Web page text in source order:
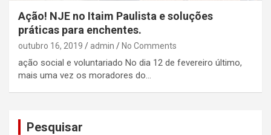
Ação! NJE no Itaim Paulista e soluções
práticas para enchentes.
outubro 16, 2019 admin No Comments
ação social e voluntariado No dia 12 de fevereiro último,
mais uma vez os moradores do…
Pesquisar